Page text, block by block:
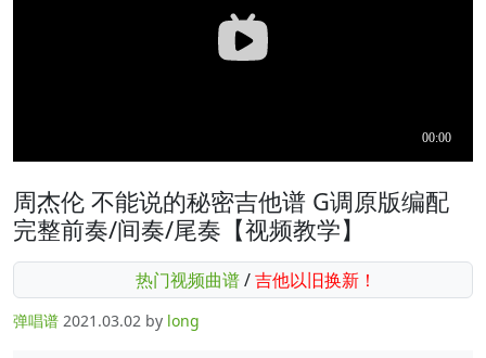
周杰伦 不能说的秘密吉他谱 G调原版编配
完整前奏/间奏/尾奏【视频教学】
热门视频曲谱/吉他以旧换新！
弹唱谱 2021.03.02 by long